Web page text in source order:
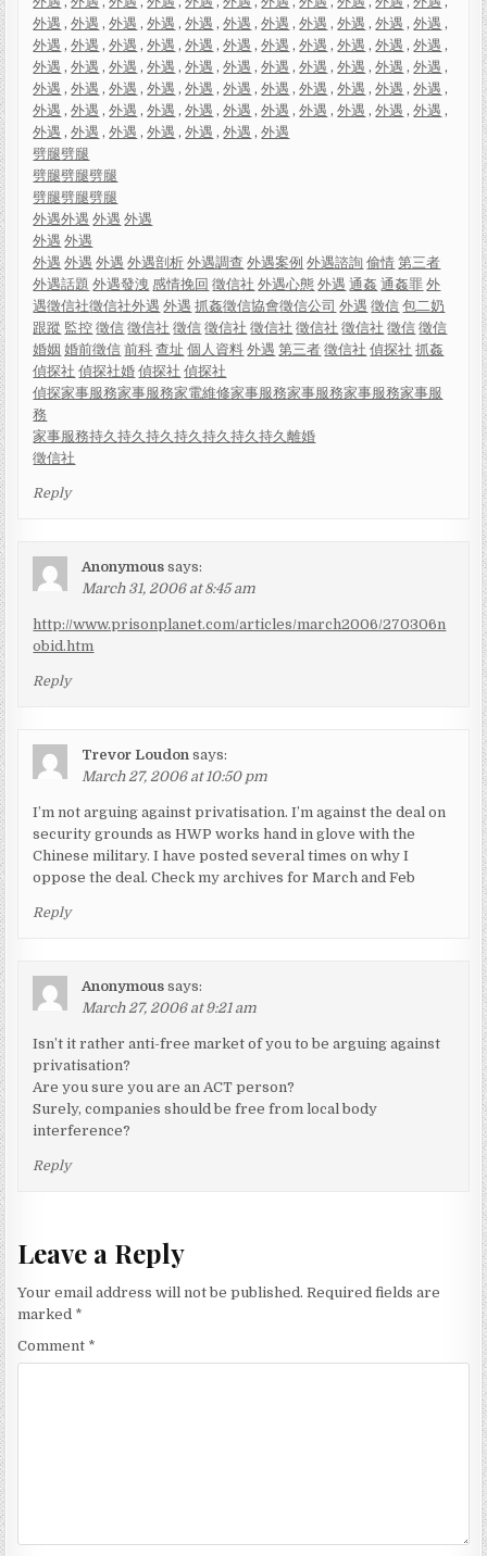
外遇 ,外遇 ,外遇 ,外遇 ,外遇 ,外遇 ,外遇 ,外遇 ,外遇 ,外遇 ,外遇 ,
外遇 ,外遇 ,外遇 ,外遇 ,外遇 ,外遇 ,外遇 ,外遇 ,外遇 ,外遇 ,外遇 ,
外遇 ,外遇 ,外遇 ,外遇 ,外遇 ,外遇 ,外遇 ,外遇 ,外遇 ,外遇 ,外遇 ,
外遇 ,外遇 ,外遇 ,外遇 ,外遇 ,外遇 ,外遇 ,外遇 ,外遇 ,外遇 ,外遇 ,
外遇 ,外遇 ,外遇 ,外遇 ,外遇 ,外遇 ,外遇 ,外遇 ,外遇 ,外遇 ,外遇 ,
外遇 ,外遇 ,外遇 ,外遇 ,外遇 ,外遇 ,外遇
劈腿劈腿
劈腿劈腿劈腿
劈腿劈腿劈腿
外遇外遇 外遇 外遇
外遇 外遇
外遇 外遇 外遇 外遇剖析 外遇調查 外遇案例 外遇諮詢 偷情 第三者
外遇話題 外遇發洩 感情挽回 徵信社 外遇心態 外遇 通姦 通姦罪 外
遇徵信社徵信社外遇 外遇 抓姦徵信協會徵信公司 外遇 徵信 包二奶
跟蹤 監控 徵信 徵信社 徵信 徵信社 徵信社 徵信社 徵信社 徵信 徵信
婚姻 婚前徵信 前科 查址 個人資料 外遇 第三者 徵信社 偵探社 抓姦
偵探社 偵探社婚 偵探社 偵探社
偵探家事服務家事服務家電維修家事服務家事服務家事服務家事服
務
家事服務持久持久持久持久持久持久持久離婚
徵信社
Reply
Anonymous says:
March 31, 2006 at 8:45 am
http://www.prisonplanet.com/articles/march2006/270306n
obid.htm
Reply
Trevor Loudon says:
March 27, 2006 at 10:50 pm
I’m not arguing against privatisation. I’m against the deal on
security grounds as HWP works hand in glove with the
Chinese military. I have posted several times on why I
oppose the deal. Check my archives for March and Feb
Reply
Anonymous says:
March 27, 2006 at 9:21 am
Isn’t it rather anti-free market of you to be arguing against
privatisation?
Are you sure you are an ACT person?
Surely, companies should be free from local body
interference?
Reply
Leave a Reply
Your email address will not be published. Required fields are
marked *
Comment *